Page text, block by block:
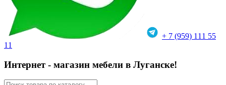
+ 7 (959) 111 55
11
Интернет - магазин мебели в Луганске!